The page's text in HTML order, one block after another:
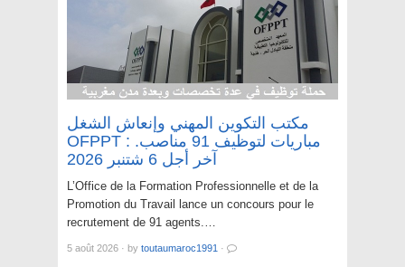
مكتب التكوين المهني وإنعاش الشغل
OFPPT : مباريات لتوظيف 91 مناصب.
آخر أجل 6 شتنبر 2026
L’Office de la Formation Professionnelle et de la
Promotion du Travail lance un concours pour le
recrutement de 91 agents.…
5 août 2026 · by toutaumaroc1991 ·